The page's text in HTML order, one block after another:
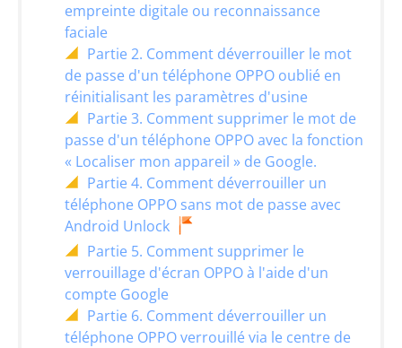
empreinte digitale ou reconnaissance
faciale
Partie 2. Comment déverrouiller le mot
de passe d'un téléphone OPPO oublié en
réinitialisant les paramètres d'usine
Partie 3. Comment supprimer le mot de
passe d'un téléphone OPPO avec la fonction
« Localiser mon appareil » de Google.
Partie 4. Comment déverrouiller un
téléphone OPPO sans mot de passe avec
Android Unlock
Partie 5. Comment supprimer le
verrouillage d'écran OPPO à l'aide d'un
compte Google
Partie 6. Comment déverrouiller un
téléphone OPPO verrouillé via le centre de